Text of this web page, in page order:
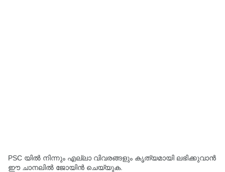
PSC യിൽ നിന്നും എല്ലാ വിവരങ്ങളും കൃത്യമായി ലഭിക്കുവാൻ
ഈ ചാനലിൽ ജോയിൻ ചെയ്യുക.